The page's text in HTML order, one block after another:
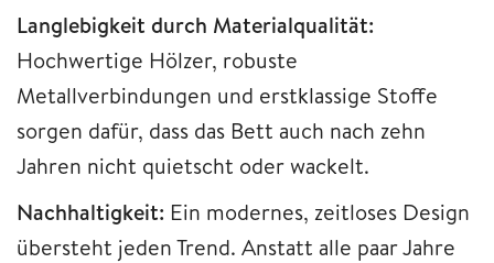
Langlebigkeit durch Materialqualität:
Hochwertige Hölzer, robuste
Metallverbindungen und erstklassige Stoffe
sorgen dafür, dass das Bett auch nach zehn
Jahren nicht quietscht oder wackelt.
Nachhaltigkeit: Ein modernes, zeitloses Design
übersteht jeden Trend. Anstatt alle paar Jahre